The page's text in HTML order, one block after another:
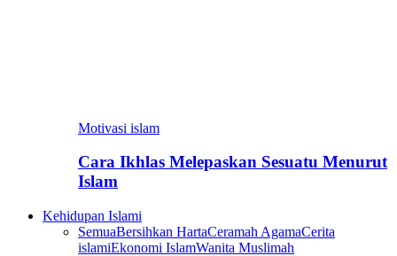
Motivasi islam
Cara Ikhlas Melepaskan Sesuatu Menurut
Islam
Kehidupan Islami
SemuaBersihkan HartaCeramah AgamaCerita
islamiEkonomi IslamWanita Muslimah